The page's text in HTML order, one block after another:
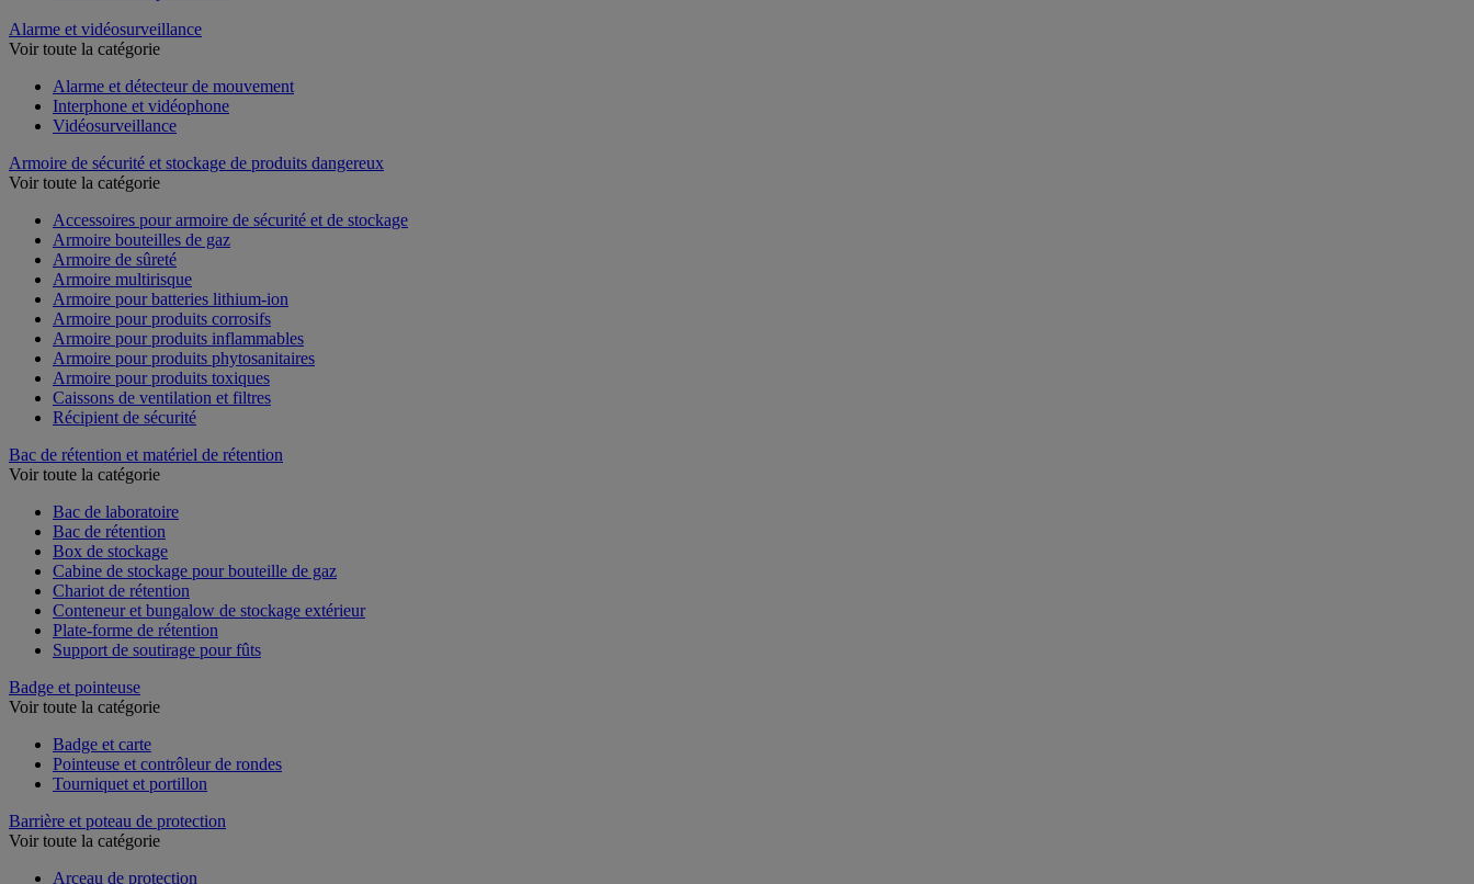
Alarme et vidéosurveillance
Alarme et détecteur de mouvement
Interphone et vidéophone
Armoire de sécurité et stockage de produits dangereux
Accessoires pour armoire de sécurité et de stockage
Armoire bouteilles de gaz
Armoire de sûreté
Armoire multirisque
Armoire pour batteries lithium-ion
Armoire pour produits corrosifs
Armoire pour produits inflammables
Armoire pour produits phytosanitaires
Armoire pour produits toxiques
Caissons de ventilation et filtres
Bac de rétention et matériel de rétention
Bac de laboratoire
Bac de rétention
Box de stockage
Cabine de stockage pour bouteille de gaz
Chariot de rétention
Conteneur et bungalow de stockage extérieur
Plate-forme de rétention
Badge et pointeuse
Badge et carte
Pointeuse et contrôleur de rondes
Barrière et poteau de protection